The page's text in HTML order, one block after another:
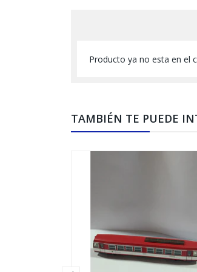
Producto ya no esta en el
TAMBIÉN TE PUEDE